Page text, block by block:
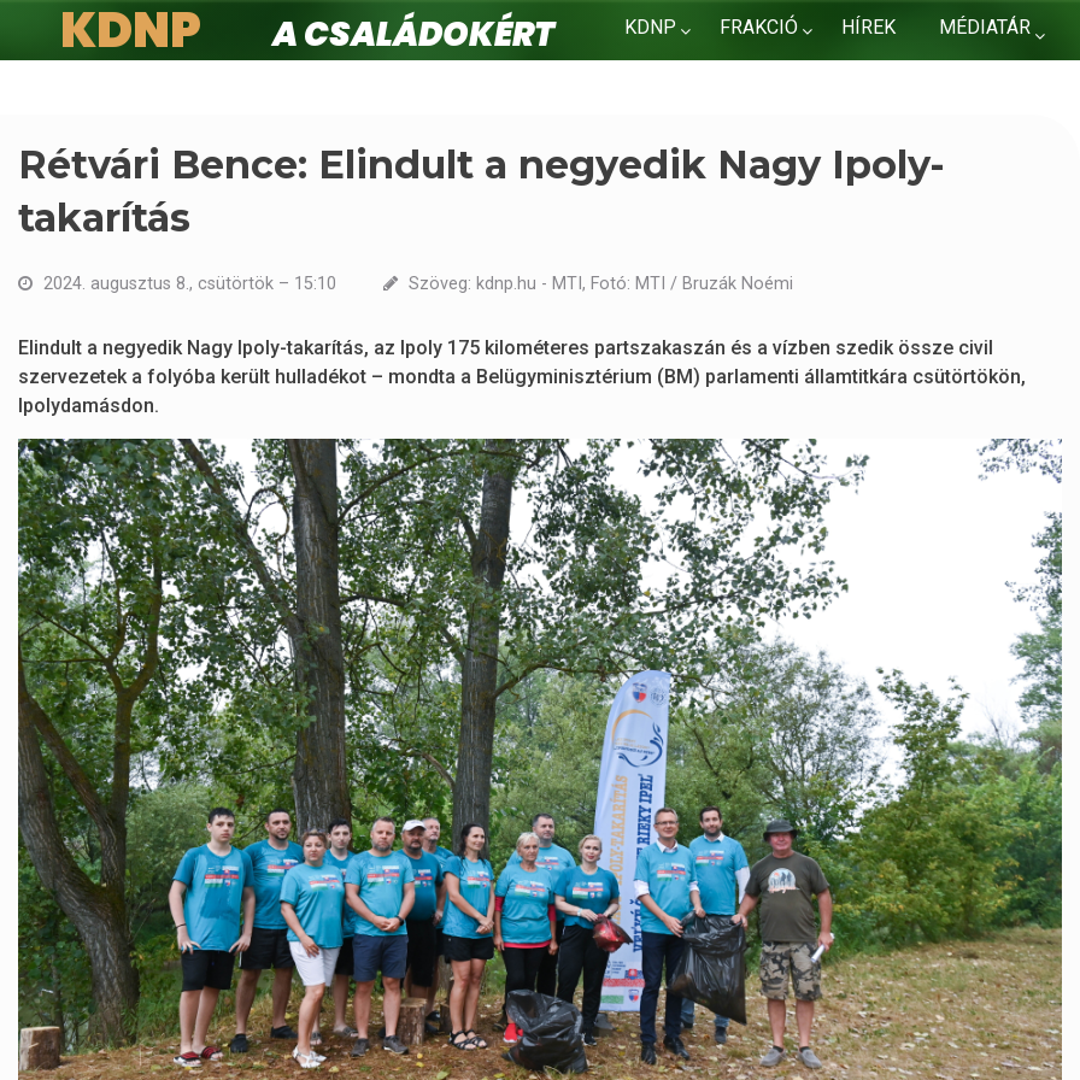
KDNP FRAKCIÓ HÍREK MÉDIATÁR
KDNP
A családokért.
Rétvári Bence: Elindult a negyedik Nagy Ipoly-
takarítás
2024. augusztus 8., csütörtök – 15:10 Szöveg: kdnp.hu - MTI, Fotó: MTI / Bruzák Noémi
Elindult a negyedik Nagy Ipoly-takarítás, az Ipoly 175 kilométeres partszakaszán és a vízben szedik össze civil
szervezetek a folyóba került hulladékot – mondta a Belügyminisztérium (BM) parlamenti államtitkára csütörtökön,
Ipolydamásdon.